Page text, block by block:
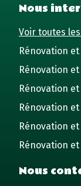
Nous
Voir toutes
Rénovation
Rénovation
Rénovation
Rénovation
Rénovation
Rénovation
Nous